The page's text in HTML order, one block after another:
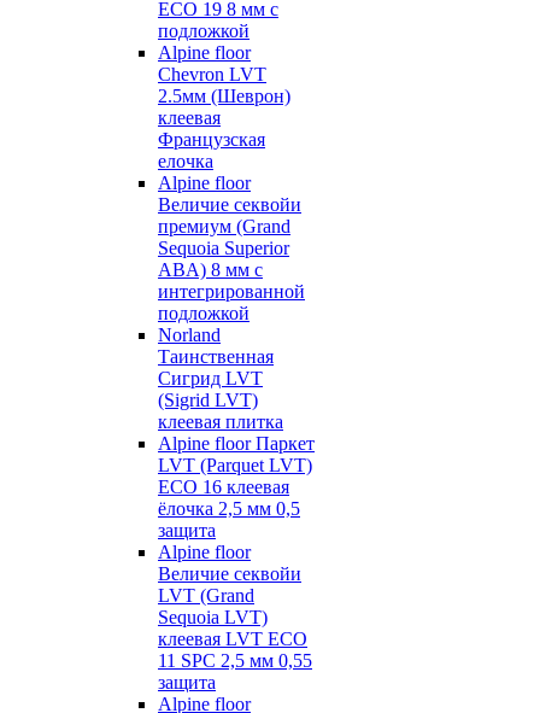
ECO 19 8 мм с
подложкой
Alpine floor
Chevron LVT
2.5мм (Шеврон)
клеевая
Французская
елочка
Alpine floor
Величие секвойи
премиум (Grand
Sequoia Superior
ABA) 8 мм с
интегрированной
подложкой
Norland
Таинственная
Сигрид LVT
(Sigrid LVT)
клеевая плитка
Alpine floor Паркет
LVT (Parquet LVT)
ECO 16 клеевая
ёлочка 2,5 мм 0,5
защита
Alpine floor
Величие секвойи
LVT (Grand
Sequoia LVT)
клеевая LVT ECO
11 SPC 2,5 мм 0,55
защита
Alpine floor